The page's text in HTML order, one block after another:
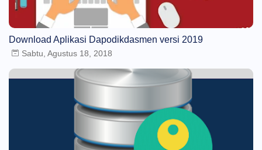
Download Aplikasi Dapodikdasmen versi 2019
Sabtu, Agustus 18, 2018